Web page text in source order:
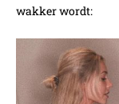
wakker wordt: